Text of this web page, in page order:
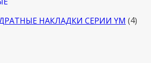
НАКЛАДКИ СЕРИИ YM 4